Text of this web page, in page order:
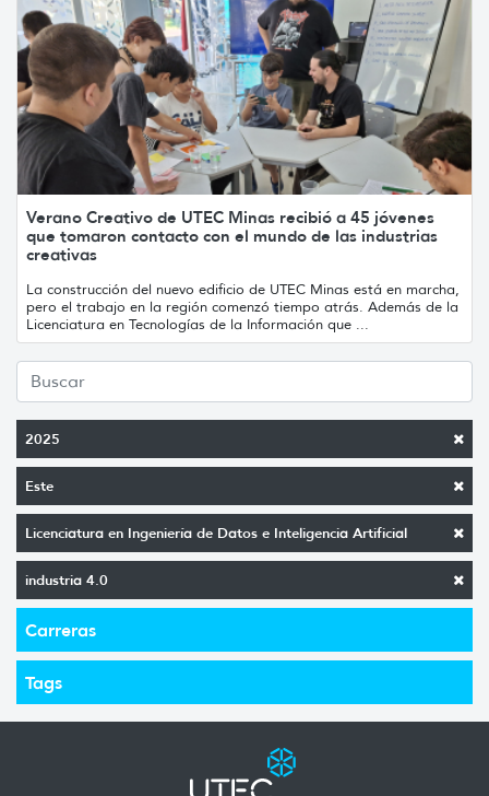
2025
Este
Licenciatura en Ingeniería de Datos e Inteligencia Artificial
industria 4.0
Carreras
Tags
Verano Creativo de UTEC Minas recibió a 45 jóvenes
que tomaron contacto con el mundo de las industrias
creativas
La construcción del nuevo edificio de UTEC Minas está en marcha,
pero el trabajo en la región comenzó tiempo atrás. Además de la
Licenciatura en Tecnologías de la Información que ...